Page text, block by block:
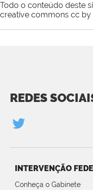
Todo o conteúdo deste
creative commons cc by
REDES
INTERVENÇÃO
Conheça o Gabinete